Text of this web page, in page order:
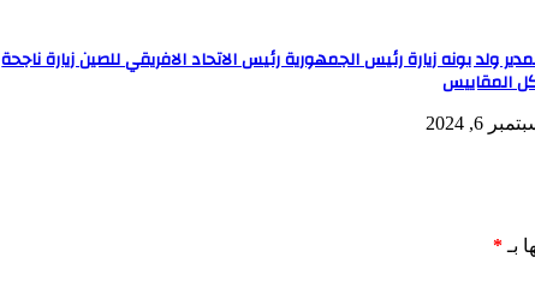
ولد بونه زيارة رئيس الجمهورية رئيس الاتحاد الافريقي للصين زيارة ناجحة
المقاييس
6, 2024
بـ *